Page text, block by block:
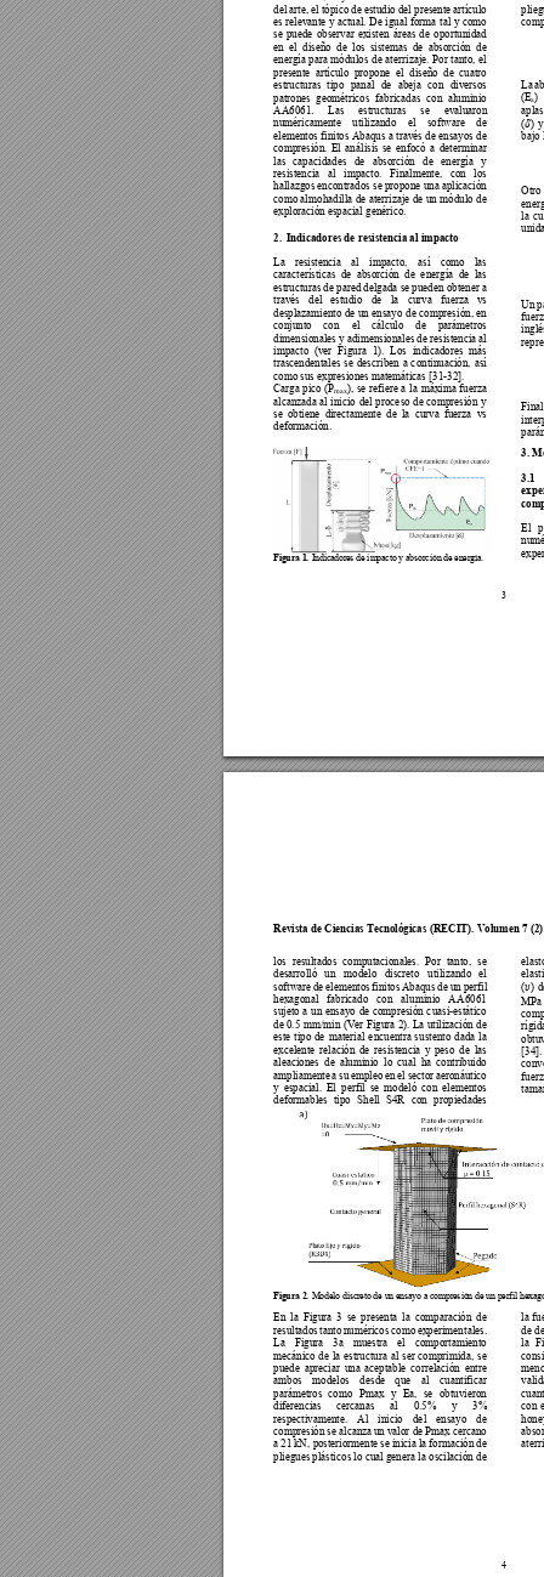
3
del arte, el tópico de estudio del presente artículo
es relevante y actual. De igual forma tal y como
se puede observar existen áreas de oportunidad
en el diseño de los sistemas de absorción de
energía para módulos de aterrizaje. Por tanto, el
presente artículo propone el diseño de cuatro
estructuras tipo panal de abeja con diversos
patrones geométricos fabricadas con aluminio
AA6061.
Las estructuras se
evaluaron
numéricamente
utilizando el software
de
elementos finitos Abaqus a través de ensayos de
compresión. El análisis se enfocó a determinar
las capacidades de absorción de energía y
resistencia al impacto. Finalmente, con los
hallazgos encontrados se propone una aplicación
como almohadilla de aterrizaje de un módulo de
exploración espacial genérico.
2. Indicadores de resistencia al impacto
La resistencia al impacto, así como
las
características de absorción de energía de las
estructuras de pared delgada se pueden obtener a
través del estudio de la curva fuerza vs
desplazamiento de un ensayo de compresión, en
conjunto
con el cálculo de
parámetros
dimensionales y adimensionales de resistencia al
impacto (ver Figura 1). Los indicadores más
trascendentales se describen a continuación, así
como sus expresiones matemáticas [31-32].
Carga pico (Pmax), se refiere a la máxima fuerza
alcanzada al inicio del proceso de compresión y
se obtiene directamente de la curva fuerza vs
deformación.
La
(Ea)
()
bajo
Otro
la
Un
Figura 1. Indicadores de impacto y absorción de energía.
3.
3.1
El
Revista de Ciencias Tecnológicas (RECIT). Volumen 7
4
los resultados computacionales. Por tanto, se
desarrolló un modelo discreto utilizando el
software de elementos finitos Abaqus de un perfil
hexagonal fabricado con aluminio AA6061
sujeto a un ensayo de compresión cuasi-estático
de 0.5 mm/min (Ver Figura 2). La utilización de
este tipo de material encuentra sustento dada la
excelente relación de resistencia y peso de las
aleaciones de aluminio lo cual ha contribuido
ampliamente a su empleo en el sector aeronáutico
y espacial. El perfil se modeló con elementos
deformables tipo Shell S4R con propiedades
()
MPa
[34].
Figura 2. Modelo discreto de un ensayo a compresión de un perfil
En la Figura 3 se presenta la comparación de
resultados tanto numéricoscomo experimentales.
La
Figura 3a muestra el
comportamiento
mecánico de la estructura al ser comprimida, se
puede apreciar una aceptable correlación entre
ambos
modelos desde que al cuantificar
parámetros como Pmax y Ea, se obtuvieron
diferencias
cercanas al 0.5% y
3%
respectivamente.
Al inicio del ensayo de
compresión se alcanza un valor de Pmax cercano
a 21 kN, posteriormente se inicia la formación de
pliegues plásticos lo cual genera la oscilación de
la
de
la
con e